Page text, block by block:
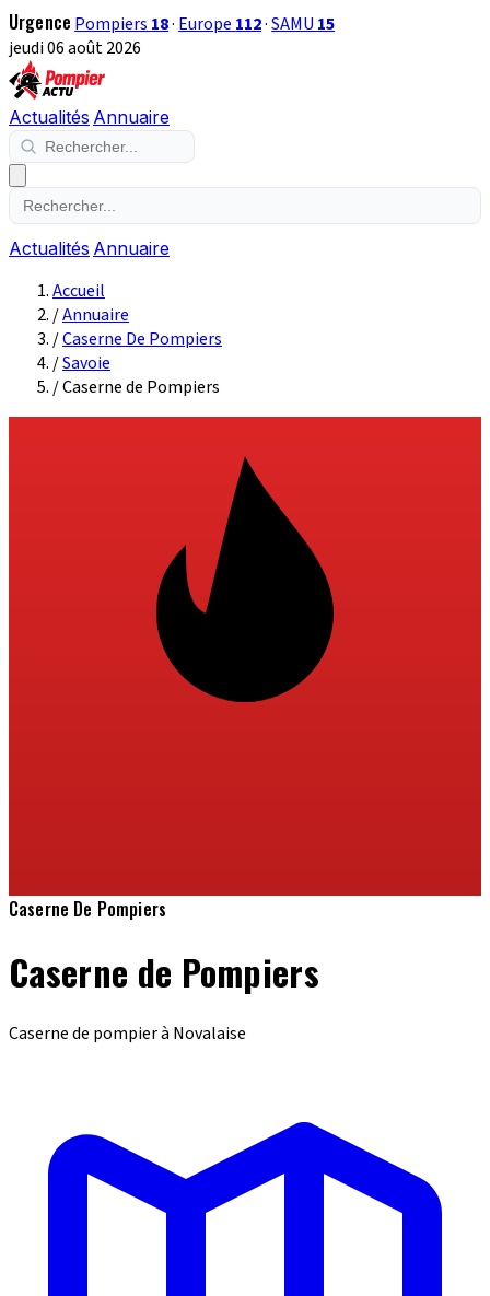
Urgence Pompiers 18· Europe 112·SAMU 15
jeudi 06 août 2026
Actualités Annuaire
Actualités Annuaire
Accueil
/Annuaire
/Caserne De Pompiers
/Savoie
/Caserne de Pompiers
Caserne De Pompiers
Caserne de Pompiers
Caserne de pompier à Novalaise